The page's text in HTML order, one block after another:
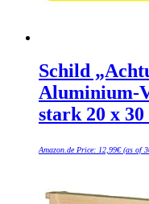
Schild
Aluminium-
stark 20 x 30
Amazon.de Price: 12,99€(as of